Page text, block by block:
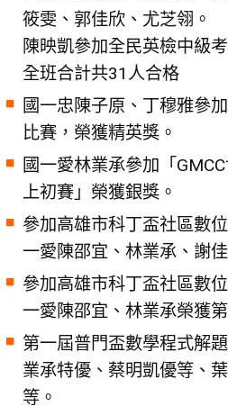
筱雯、郭佳欣、尤芝翎。
陳映凱參加全民英檢中級
全班合計共31人合格
國一忠陳子原、丁穆雅參
比賽，榮獲精英獎。
國一愛林業承參加「
上初賽」榮獲銀獎。
參加高雄市科丁盃社區數
一愛陳邵宜、林業承、謝
參加高雄市科丁盃社區數
一愛陳邵宜、林業承榮獲
第一屆普門盃數學程式解
業承特優、蔡明凱優等、
等。